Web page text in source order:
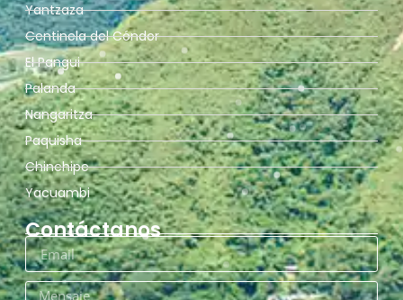
Yantzaza
Centinela del Cóndor
El Pangui
Palanda
Nangaritza
Paquisha
Chinchipe
Yacuambi
Contáctanos